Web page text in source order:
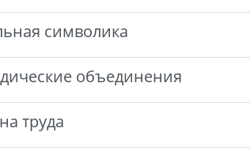
символика
объединения
труда